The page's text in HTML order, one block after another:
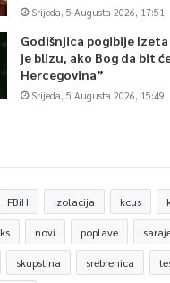
Srijeda, 5 Augusta 2026, 17:51
Godišnjica pogibije Izeta
je blizu, ako Bog da bit
Hercegovina”
Srijeda, 5 Augusta 2026, 15:49
FBiH izolacija kcus
ks novi poplave
skupstina srebrenica